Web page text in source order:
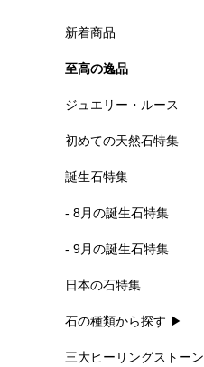
新着商品
至高の逸品
ジュエリー・ルース
初めての天然石特集
誕生石特集
- 8月の誕生石特集
- 9月の誕生石特集
日本の石特集
石の種類から探す ▶
三大ヒーリングストーン